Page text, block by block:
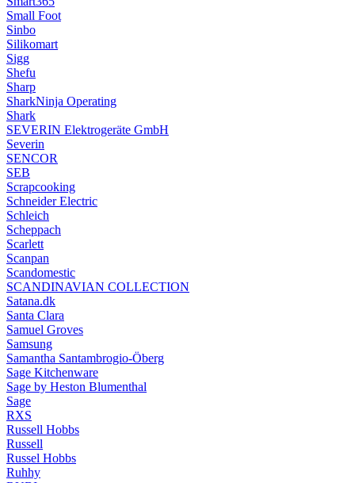
Small Foot
Sinbo
Silikomart
Sigg
Shefu
Sharp
SharkNinja Operating
Shark
SEVERIN Elektrogeräte GmbH
Severin
SENCOR
SEB
Scrapcooking
Schneider Electric
Schleich
Scheppach
Scarlett
Scanpan
Scandomestic
SCANDINAVIAN COLLECTION
Satana.dk
Santa Clara
Samuel Groves
Samsung
Samantha Santambrogio-Öberg
Sage Kitchenware
Sage by Heston Blumenthal
Sage
RXS
Russell Hobbs
Russell
Russel Hobbs
Ruhhy